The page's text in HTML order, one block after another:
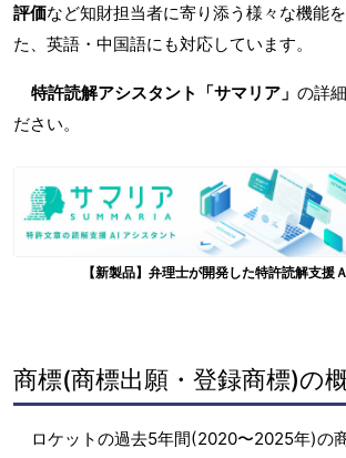
評価など知財担当者に寄り添う様々な機能
た、英語・中国語にも対応しています。
特許読解アシスタント「サマリア」 の詳
ださい。
【新製品】弁理士が開発した特許読解支援
商標(商標出願・登録商標)の
ロケットの過去5年間(2020〜2025年)の